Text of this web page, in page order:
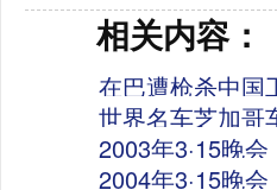
相关内容：
在巴遭枪杀中国
世界名车芝加哥
2003年3·15晚会
2004年3·15晚会